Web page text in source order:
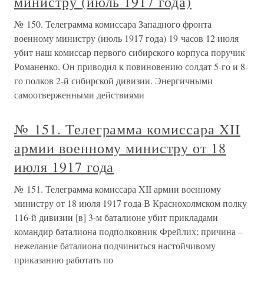
№ 150. Телеграмма комиссара Западного фронта
военному министру (июль 1917 года) 19 часов 12 июля
убит наш комиссар первого сибирского корпуса поручик
Романенко. Он приводил к повиновению солдат 5-го и 8-
го полков 2-й сибирской дивизии. Энергичными
самоотверженными действиями
№ 151. Телеграмма комиссара XII
армии военному министру от 18
июля 1917 года
№ 151. Телеграмма комиссара XII армии военному
министру от 18 июля 1917 года В Краснохолмском полку
116-й дивизии [в] 3-м баталионе убит прикладами
командир баталиона подполковник Фрейлих; причина –
нежелание баталиона подчиниться настойчивому
приказанию работать по